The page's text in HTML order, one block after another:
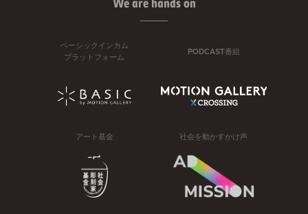
ベーシックインカム
プラットフォーム
PODCAST番組
アート基金 社会を動かすかけ声